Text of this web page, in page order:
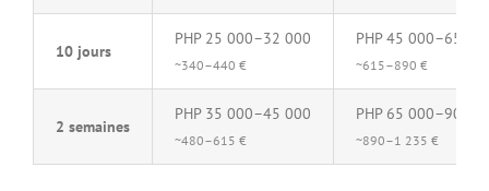
10 jours
PHP 25 000–32 000
~340–440 €
PHP 45 000–65
~615–890 €
2 semaines
PHP 35 000–45 000
~480–615 €
PHP 65 000–90
~890–1 235 €